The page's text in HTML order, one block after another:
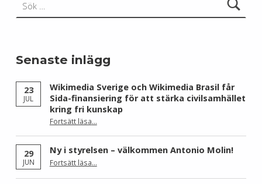
Senaste inlägg
23
JUL
Wikimedia Sverige och Wikimedia Brasil får
Sida-finansiering för att stärka civilsamhället
kring fri kunskap
Fortsätt läsa“Wikimedia Sverige och Wikimedia Brasil får Sida-finansiering för att stärka civilsamhället kring fri kunskap”
…
29
JUN
Ny i styrelsen – välkommen Antonio Molin!
Fortsätt läsa“Ny i styrelsen – välkommen Antonio Molin!”
…